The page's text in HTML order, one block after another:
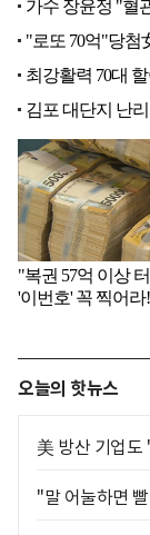
오늘의 핫뉴스
美 방산 기업
"말 어눌하면